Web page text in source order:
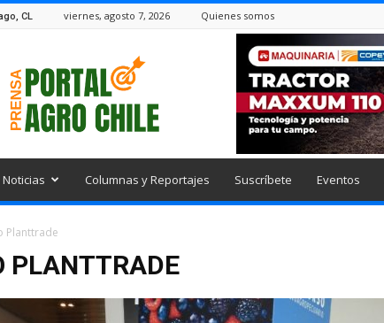
CL viernes, agosto 7, 2026 Quienes somos
Columnas y Reportajes Suscríbete Eventos
Planttrade
PLANTTRADE